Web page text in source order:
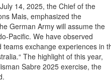
14, 2025, the Chief of the
Mais, emphasized the
German Army will assume the
Pacific. We have observed
exchange experiences in
The highlight of this year,
Sabre 2025 exercise, the